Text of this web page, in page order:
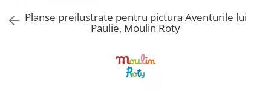
Planse preilustrate pentru pictura Aventurile lui
Paulie, Moulin Roty